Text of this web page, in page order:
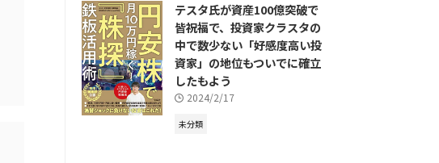
テスタ氏が資産100億突破で
皆祝福で、投資家クラスタの
中で数少ない「好感度高い投
資家」の地位もついでに確立
したもよう
2024/2/17
未分類